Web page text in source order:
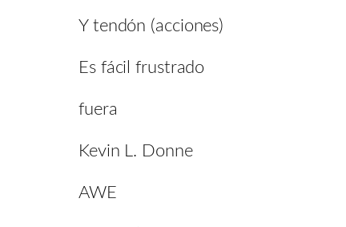
Y tendón (acciones)
Es fácil frustrado
fuera
Kevin L. Donne
AWE